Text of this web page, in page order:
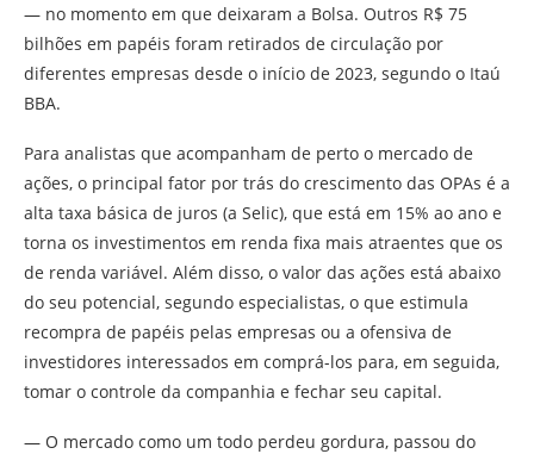
— no momento em que deixaram a Bolsa. Outros R$ 75
bilhões em papéis foram retirados de circulação por
diferentes empresas desde o início de 2023, segundo o Itaú
BBA.
Para analistas que acompanham de perto o mercado de
ações, o principal fator por trás do crescimento das OPAs é a
alta taxa básica de juros (a Selic), que está em 15% ao ano e
torna os investimentos em renda fixa mais atraentes que os
de renda variável. Além disso, o valor das ações está abaixo
do seu potencial, segundo especialistas, o que estimula
recompra de papéis pelas empresas ou a ofensiva de
investidores interessados em comprá-los para, em seguida,
tomar o controle da companhia e fechar seu capital.
— O mercado como um todo perdeu gordura, passou do